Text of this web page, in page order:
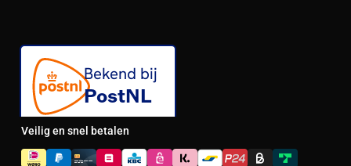
Veilig en snel betalen